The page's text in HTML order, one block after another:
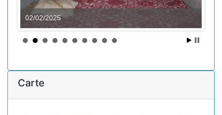
02/02/2025
Carte